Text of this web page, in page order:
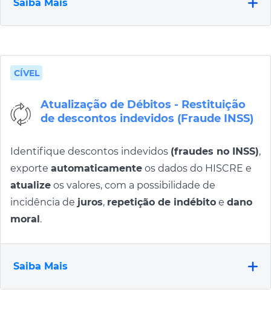
Saiba Mais
CÍVEL
Atualização de Débitos - Restituição
de descontos indevidos (Fraude INSS)
Identifique descontos indevidos (fraudes no INSS),
exporte automaticamente os dados do HISCRE e
atualize os valores, com a possibilidade de
incidência de juros, repetição de indébito e dano
moral.
Saiba Mais